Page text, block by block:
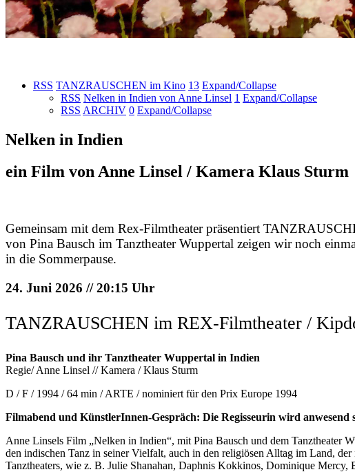
RSS TANZRAUSCHEN im Kino 13 Expand/Collapse
RSS Nelken in Indien von Anne Linsel 1 Expand/Collapse
RSS ARCHIV 0 Expand/Collapse
Nelken in Indien
ein Film von Anne Linsel / Kamera Klaus Sturm
Gemeinsam mit dem Rex-Filmtheater präsentiert
von Pina Bausch im Tanztheater Wuppertal zeigen wir noch
in die Sommerpause.
24. Juni 2026 // 20:15 Uhr
TANZRAUSCHEN im REX-Filmtheater /
Pina Bausch und ihr Tanztheater Wuppertal in Indien
Regie/ Anne Linsel // Kamera / Klaus Sturm
D / F / 1994 / 64 min / ARTE / nominiert für den Prix Europe 1994
Filmabend und KünstlerInnen-Gespräch: Die Regisseurin wird anwesend
Anne Linsels Film „Nelken in Indien“, mit Pina Bausch und dem Tanztheater
den indischen Tanz in seiner Vielfalt, auch in den religiösen Alltag im Land,
Tanztheaters, wie z. B. Julie Shanahan, Daphnis Kokkinos, Dominique Mercy,